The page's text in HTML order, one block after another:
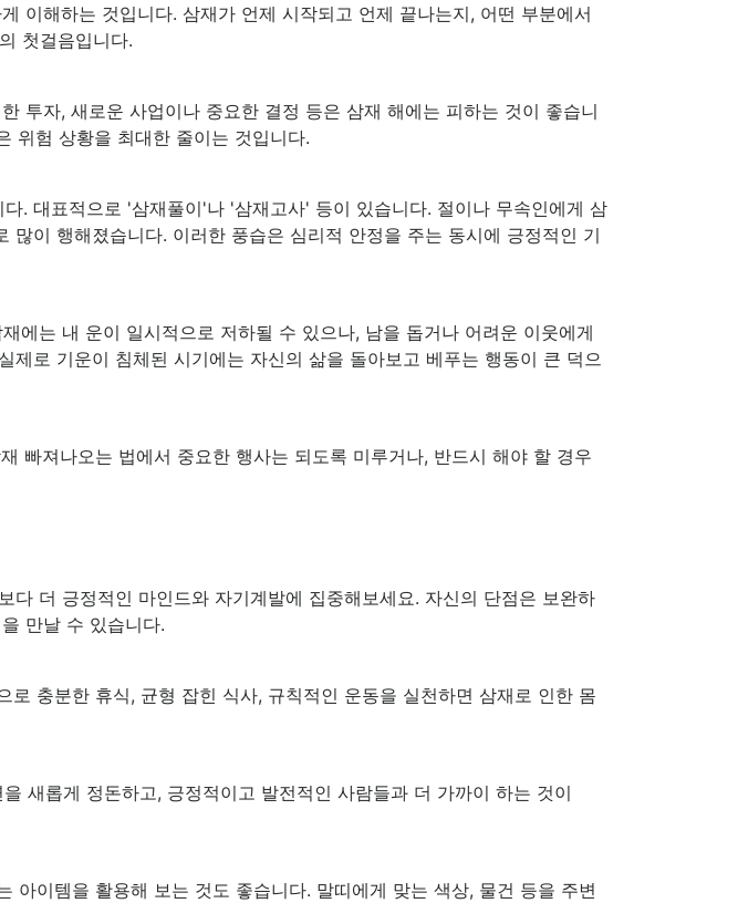
이해하는 것입니다. 삼재가 언제 시작되고 언제 끝나는지, 어떤 부분에서
첫걸음입니다.
투자, 새로운 사업이나 중요한 결정 등은 삼재 해에는 피하는 것이 좋습니
위험 상황을 최대한 줄이는 것입니다.
. 대표적으로 '삼재풀이'나 '삼재고사' 등이 있습니다. 절이나 무속인에게 삼
이 행해졌습니다. 이러한 풍습은 심리적 안정을 주는 동시에 긍정적인 기
는 내 운이 일시적으로 저하될 수 있으나, 남을 돕거나 어려운 이웃에게
로 기운이 침체된 시기에는 자신의 삶을 돌아보고 베푸는 행동이 큰 덕으
빠져나오는 법에서 중요한 행사는 되도록 미루거나, 반드시 해야 할 경우
더 긍정적인 마인드와 자기계발에 집중해보세요. 자신의 단점은 보완하
만날 수 있습니다.
충분한 휴식, 균형 잡힌 식사, 규칙적인 운동을 실천하면 삼재로 인한 몸
새롭게 정돈하고, 긍정적이고 발전적인 사람들과 더 가까이 하는 것이
이템을 활용해 보는 것도 좋습니다. 말띠에게 맞는 색상, 물건 등을 주변